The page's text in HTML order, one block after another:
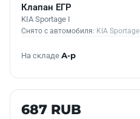
Клапан ЕГР
KIA Sportage I
Снято с автомобиля: KIA Sportage
На складе А-р
Б/У В НАЛИЧИИ
687 RUB